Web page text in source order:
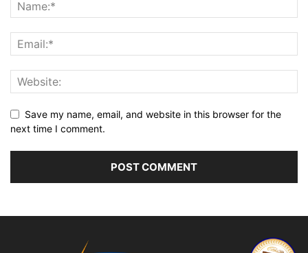
Save my name, email, and website in this browser for the
next time I comment.